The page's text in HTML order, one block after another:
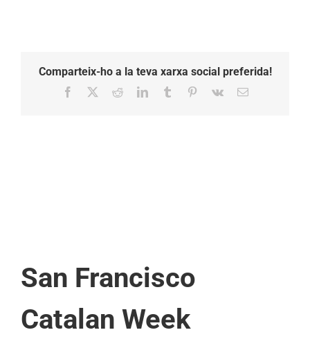
Comparteix-ho a la teva xarxa social preferida!
Facebook RedditLinkedInTumblr Pinterest
Vk Email:
San Francisco
Catalan Week